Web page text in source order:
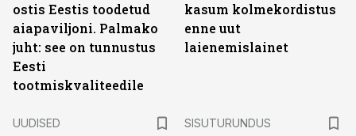
ostis Eestis toodetud
aiapaviljoni. Palmako
juht: see on tunnustus
Eesti
tootmiskvaliteedile
kasum kolmekordistus
enne uut
laienemislainet
UUDISED
SISUTURUNDUS